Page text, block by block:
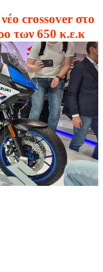
crossover στο
των 650 κ.ε.κ